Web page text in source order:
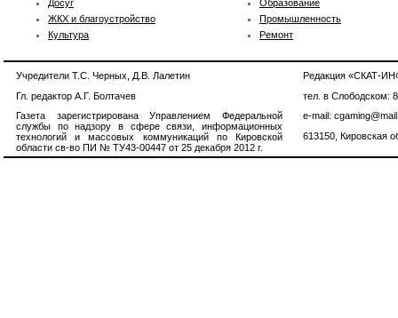
Досуг
ЖКХ и благоустройство
Культура
Образование
Промышленность
Ремонт
Учредители Т.С. Черных, Д.В. Лалетин
Гл. редактор А.Г. Болтачев
Газета зарегистрирована Управлением Федеральной
службы по надзору в сфере связи, информационных
технологий и массовых коммуникаций по Кировской
области св-во ПИ № ТУ43-00447 от 25 декабря 2012 г.
Редакция «СКАТ-
тел. в Слободском:
e-mail:
613150, Кировская